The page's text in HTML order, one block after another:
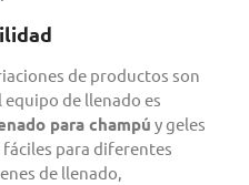
de productos son
de llenado es
para champú y geles
para diferentes
de llenado,